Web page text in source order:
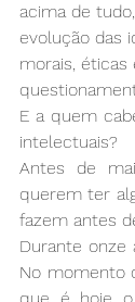
acima de
evolução das
morais, éticas
E a quem
intelectuais?
Antes de
querem ter
fazem antes
Durante onze
No momento